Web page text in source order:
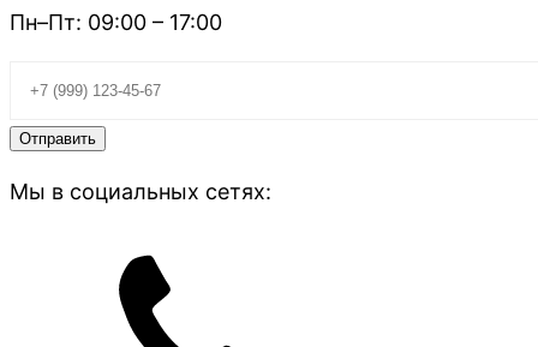
Пн–Пт: 09:00 – 17:00
Мы в социальных сетях: